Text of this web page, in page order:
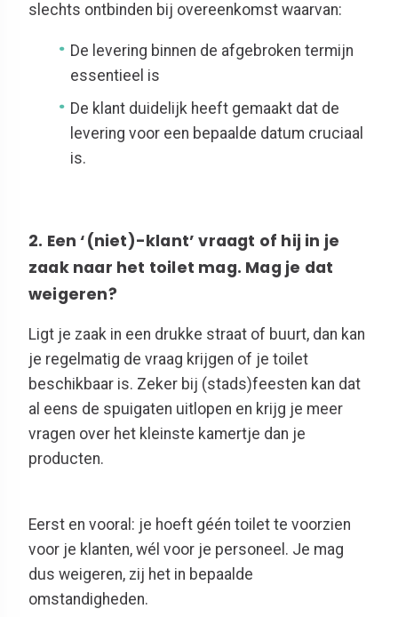
slechts ontbinden bij overeenkomst waarvan:
De levering binnen de afgebroken termijn
essentieel is
De klant duidelijk heeft gemaakt dat de
levering voor een bepaalde datum cruciaal
is.
2. Een ‘(niet)-klant’ vraagt of hij in je
zaak naar het toilet mag. Mag je dat
weigeren?
Ligt je zaak in een drukke straat of buurt, dan kan
je regelmatig de vraag krijgen of je toilet
beschikbaar is. Zeker bij (stads)feesten kan dat
al eens de spuigaten uitlopen en krijg je meer
vragen over het kleinste kamertje dan je
producten.
Eerst en vooral: je hoeft géén toilet te voorzien
voor je klanten, wél voor je personeel. Je mag
dus weigeren, zij het in bepaalde
omstandigheden.